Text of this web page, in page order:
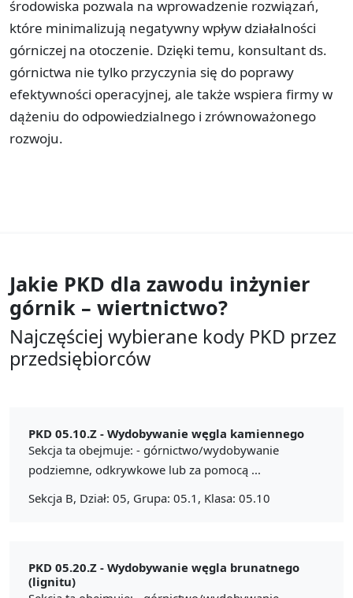
środowiska pozwala na wprowadzenie rozwiązań,
które minimalizują negatywny wpływ działalności
górniczej na otoczenie. Dzięki temu, konsultant ds.
górnictwa nie tylko przyczynia się do poprawy
efektywności operacyjnej, ale także wspiera firmy w
dążeniu do odpowiedzialnego i zrównoważonego
rozwoju.
Jakie PKD dla zawodu inżynier
górnik – wiertnictwo?
Najczęściej wybierane kody PKD przez
przedsiębiorców
PKD 05.10.Z - Wydobywanie węgla kamiennego
Sekcja ta obejmuje: - górnictwo/wydobywanie
podziemne, odkrywkowe lub za pomocą ...
Sekcja B, Dział: 05, Grupa: 05.1, Klasa: 05.10
PKD 05.20.Z - Wydobywanie węgla brunatnego
(lignitu)